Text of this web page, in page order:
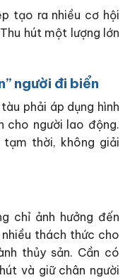
tạo ra nhiều cơ hội
hút một lượng lớn
người đi biển
phải áp dụng hình
cho người lao động.
tạm thời, không giải
chỉ ảnh hưởng đến
thách thức cho
thủy sản. Cần có
và giữ chân người